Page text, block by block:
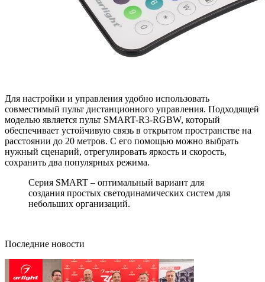
Для настройки и управления удобно использовать
совместимый пульт дистанционного управления. Подходящей
моделью является пульт SMART-R3-RGBW, который
обеспечивает устойчивую связь в открытом пространстве на
расстоянии до 20 метров. С его помощью можно выбрать
нужный сценарий, отрегулировать яркость и скорость,
сохранить два популярных режима.
Серия SMART – оптимальный вариант для
создания простых светодинамических систем для
небольших организаций.
Последние новости